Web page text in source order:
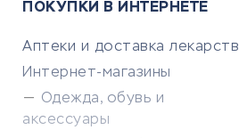
ПОКУПКИ В ИНТЕРНЕТЕ
Аптеки и доставка лекарств
Интернет-магазины
Одежда, обувь и
аксессуары